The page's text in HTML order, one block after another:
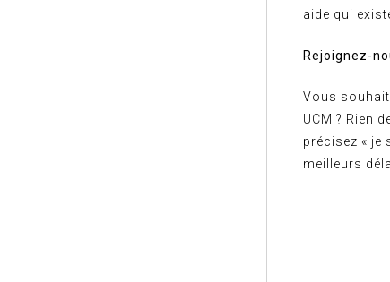
aide qui
Rejoignez-
Vous
UCM ? Rien
précisez « je
meilleurs